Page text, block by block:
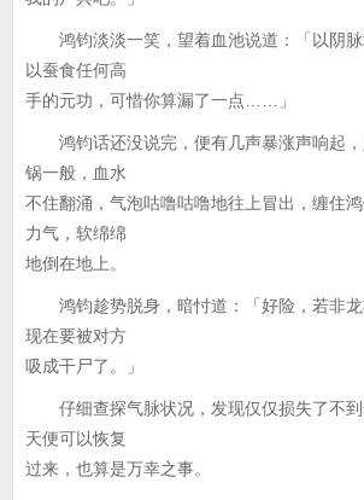
鸿钧淡淡一笑，望着血池说道：「以阴脉
以蚕食任何高
手的元功，可惜你算漏了一点……」
鸿钧话还没说完，便有几声暴涨声响起，
锅一般，血水
不住翻涌，气泡咕噜咕噜地往上冒出，缠住
力气，软绵绵
地倒在地上。
鸿钧趁势脱身，暗忖道：「好险，若非龙
现在要被对方
吸成干尸了。」
仔细查探气脉状况，发现仅仅损失了不到
天便可以恢复
过来，也算是万幸之事。